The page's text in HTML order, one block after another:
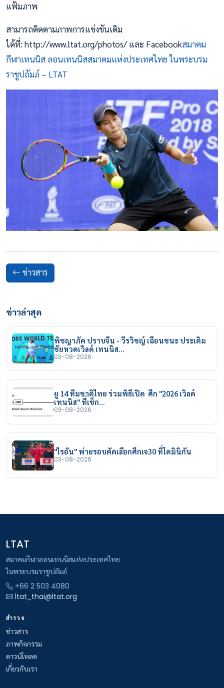
แฟ้มภาพ
สามารถติดตามภาพการแข่งขันเติม
ได้ที่: http://www.ltat.org/photos/ และ Facebookสมาคม
กีฬาเทนนิส ลอนเทนนิสสมาคมแห่งประเทศไทย ในพระบรม
ราชูปถัมภ์ – LTAT
ข่าวสาร
ข่าวล่าสุด
พิชญาภัค ปราบจีน - วีรวิชญ์ เฉือนชนะ ประเดิม
ชัยหวดเวิลด์ เทนนิส…
03-08-2026
ยู 14 ทีมชาติไทย ร่วมพิธีเปิด ศึก "2026 เวิลด์
เทนนิส" ที่เช็ก…
03-08-2026
"ไรอัน" พ่ายรอบคัดเลือกศึกเจ30 ที่โดมินิกัน
03-08-2026
LTAT
สมาคมกีฬาลอนเทนนิสแห่งประเทศไทย
ในพระบรมราชูปถัมภ์
+66 2 503 4080
ltat_thai@ltat.org
สำรวจ
ข่าวสาร
ภาพกิจกรรม
ดาวน์โหลด
เกี่ยวกับเรา